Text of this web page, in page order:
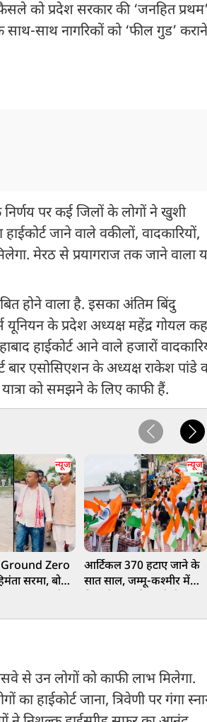
को प्रदेश सरकार की ‘जनहित प्रथम’
साथ-साथ नागरिकों को ‘फील गुड’ कराने
पर कई जिलों के लोगों ने खुशी
जाने वाले वकीलों, वादकारियों,
मेरठ से प्रयागराज तक जाने वाला
होने वाला है. इसका अंतिम बिंदु
के प्रदेश अध्यक्ष महेंद्र गोयल
हाईकोर्ट आने वाले हजारों
बार एसोसिएशन के अध्यक्ष राकेश पांडे
को समझने के लिए काफी हैं.
न्यूज
Zero
सरमा, बोले-
न्यूज
आर्टिकल 370 हटाए जाने के
सात साल, जम्मू-कश्मीर में
से उन लोगों को काफी लाभ मिलेगा.
हाईकोर्ट जाना, त्रिवेणी पर गंगा